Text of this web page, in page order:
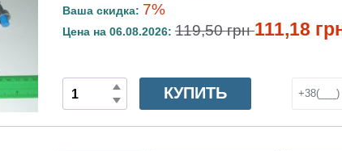
Ваша скидка: 7%
Цена на 06.08.2026: 119,50 грн111,18
КУПИТЬ